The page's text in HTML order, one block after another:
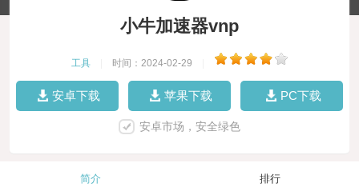
小牛加速器vnp
工具 时间：2024-02-29
安卓下载 苹果下载 PC下载
安卓市场，安全绿色
简介 排行